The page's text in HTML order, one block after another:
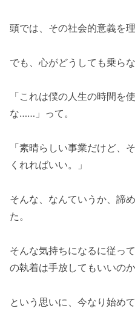
頭では、その社会的意義を
でも、心がどうしても乗らな
「これは僕の人生の時間を
な……」って。
「素晴らしい事業だけど、
くれればいい。」
そんな、なんていうか、諦
た。
そんな気持ちになるに従っ
の執着は手放してもいいの
という思いに、今なり始めて